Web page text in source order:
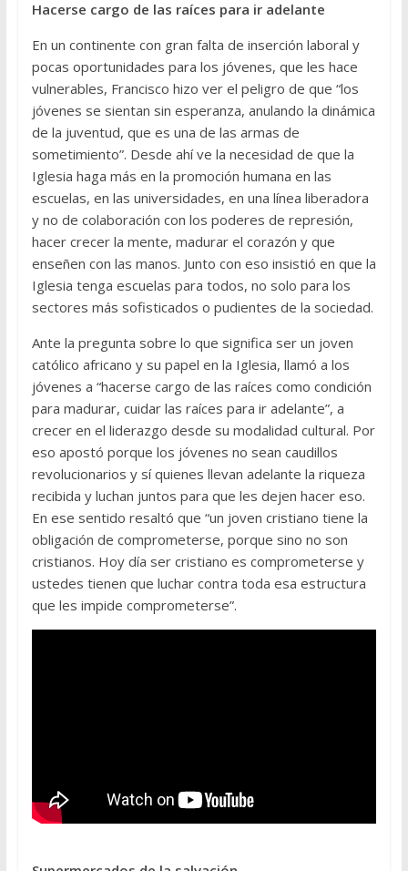
Hacerse cargo de las raíces para ir adelante
En un continente con gran falta de inserción laboral y
pocas oportunidades para los jóvenes, que les hace
vulnerables, Francisco hizo ver el peligro de que “los
jóvenes se sientan sin esperanza, anulando la dinámica
de la juventud, que es una de las armas de
sometimiento”. Desde ahí ve la necesidad de que la
Iglesia haga más en la promoción humana en las
escuelas, en las universidades, en una línea liberadora
y no de colaboración con los poderes de represión,
hacer crecer la mente, madurar el corazón y que
enseñen con las manos. Junto con eso insistió en que la
Iglesia tenga escuelas para todos, no solo para los
sectores más sofisticados o pudientes de la sociedad.
Ante la pregunta sobre lo que significa ser un joven
católico africano y su papel en la Iglesia, llamó a los
jóvenes a “hacerse cargo de las raíces como condición
para madurar, cuidar las raíces para ir adelante”, a
crecer en el liderazgo desde su modalidad cultural. Por
eso apostó porque los jóvenes no sean caudillos
revolucionarios y sí quienes llevan adelante la riqueza
recibida y luchan juntos para que les dejen hacer eso.
En ese sentido resaltó que “un joven cristiano tiene la
obligación de comprometerse, porque sino no son
cristianos. Hoy día ser cristiano es comprometerse y
ustedes tienen que luchar contra toda esa estructura
que les impide comprometerse”.